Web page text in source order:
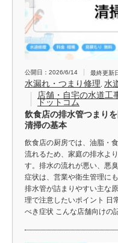
公開日：2026/6/14 最終更新
水漏れ・つまり修理, 水
店舗・自宅の水道工
ドットコム
飲食店の排水管つまり
清掃の基本
飲食店の厨房では、油脂・
流れるため、家庭の排水よ
す。排水の流れが悪い、悪
症状は、営業や衛生管理に
排水管が詰まりやすい主な
理で注意したいポイント 日
べき症状 こんな店舗向けの